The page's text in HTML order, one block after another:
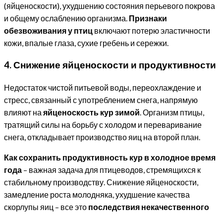
(яйценоскости), ухудшению состояния перьевого покрова
и общему ослаблению организма. Признаки
обезвоживания у птиц включают потерю эластичности
кожи, впалые глаза, сухие гребень и сережки.
4. Снижение яйценоскости и продуктивности
Недостаток чистой питьевой воды, переохлаждение и
стресс, связанный с употреблением снега, напрямую
влияют на яйценоскость кур зимой. Организм птицы,
тратящий силы на борьбу с холодом и переваривание
снега, откладывает производство яиц на второй план.
Как сохранить продуктивность кур в холодное время
года – важная задача для птицеводов, стремящихся к
стабильному производству. Снижение яйценоскости,
замедление роста молодняка, ухудшение качества
скорлупы яиц – все это последствия некачественного